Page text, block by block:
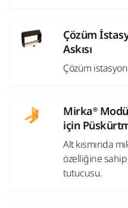
Çözüm
Askısı
Çözüm
Mirka®
için
Alt kısmında
özelliğine
tutucusu.